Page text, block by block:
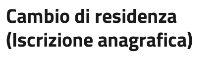
Cambio di residenza
(Iscrizione anagrafica)